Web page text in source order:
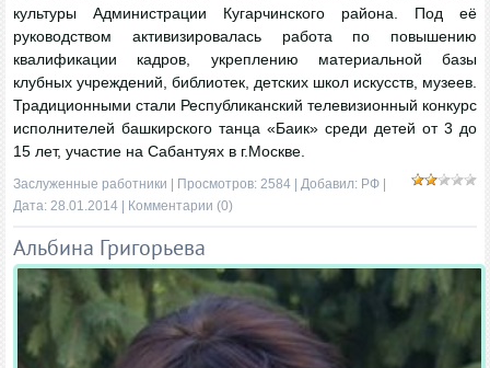
культуры Администрации Кугарчинского района. Под её
руководством активизировалась работа по повышению
квалификации кадров, укреплению материальной базы
клубных учреждений, библиотек, детских школ искусств, музеев.
Традиционными стали Республиканский телевизионный конкурс
исполнителей башкирского танца «Баик» среди детей от 3 до
15 лет, участие на Сабантуях в г.Москве.
Заслуженные работники | Просмотров: 2584 | Добавил: РФ |
Дата: 28.01.2014 | Комментарии (0)
Альбина Григорьева